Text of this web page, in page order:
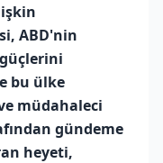
ABD'nin
bu ülke
müdahaleci
gündeme
heyeti,